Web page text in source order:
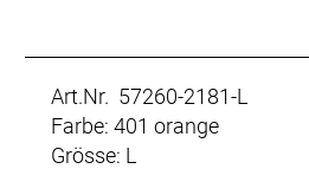
Art.Nr. 57260-2181-L
Farbe: 401 orange
Grösse: L